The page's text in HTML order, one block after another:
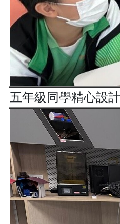
五年級同學精心設